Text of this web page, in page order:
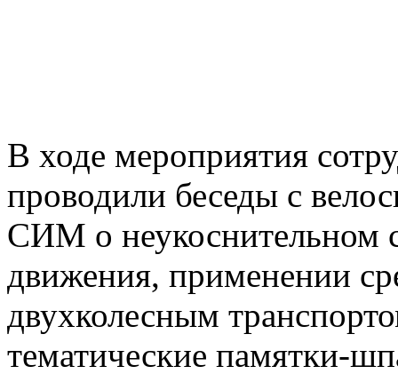
В ходе мероприятия
проводили беседы с
СИМ о неукоснительном
движения, применении
двухколесным
тематические памятки-